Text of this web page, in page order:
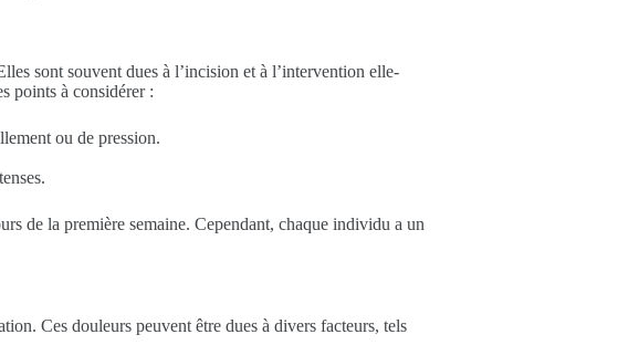
sont souvent dues à l’incision et à l’intervention elle-
points à considérer :
ou de pression.
de la première semaine. Cependant, chaque individu a un
Ces douleurs peuvent être dues à divers facteurs, tels